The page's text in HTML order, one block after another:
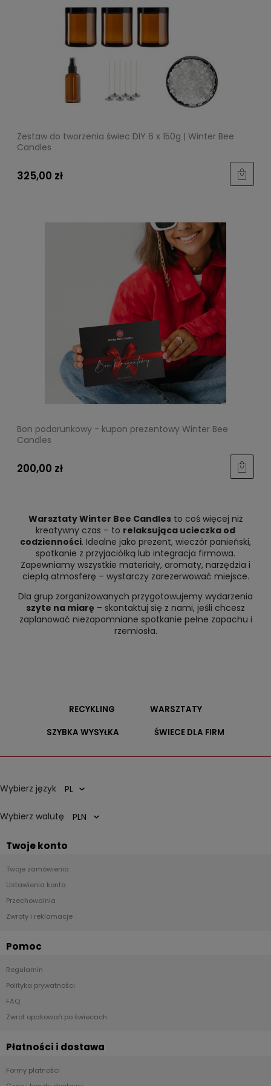
Zestaw do tworzenia świec DIY 6 x 150g | Winter Bee
Candles
325,00 zł
Bon podarunkowy - kupon prezentowy Winter Bee
Candles
200,00 zł
Warsztaty Winter Bee Candles to coś więcej niż
kreatywny czas – to relaksująca ucieczka od
codzienności. Idealne jako prezent, wieczór panieński,
spotkanie z przyjaciółką lub integracja firmowa.
Zapewniamy wszystkie materiały, aromaty, narzędzia i
ciepłą atmosferę – wystarczy zarezerwować miejsce.
Dla grup zorganizowanych przygotowujemy wydarzenia
szyte na miarę – skontaktuj się z nami, jeśli chcesz
zaplanować niezapomniane spotkanie pełne zapachu i
rzemiosła.
RECYKLING WARSZTATY
SZYBKA WYSYŁKA ŚWIECE DLA FIRM
Wybierz język
Wybierz walutę
Twoje konto
Twoje zamówienia
Ustawienia konta
Przechowalnia
Zwroty i reklamacje
Pomoc
Regulamin
Polityka prywatności
FAQ
Zwrot opakowań po świecach
Płatności i dostawa
Formy płatności